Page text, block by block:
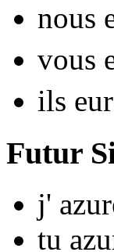
nous
vous
ils
Futur
j' azur
tu